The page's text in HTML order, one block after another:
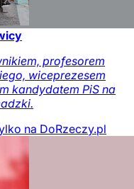
profesorem
wiceprezesem
kandydatem PiS na
na DoRzeczy.pl